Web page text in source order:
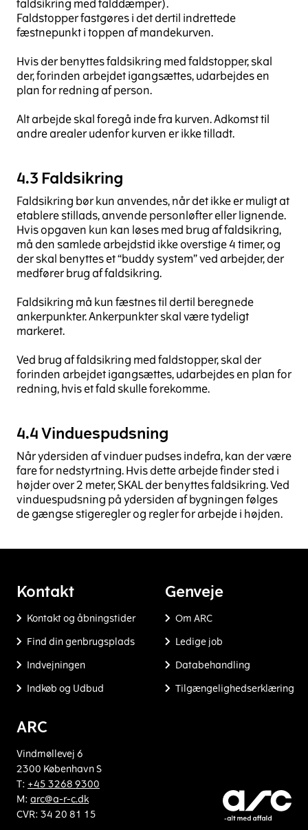
faldsikring med falddæmper).
Faldstopper fastgøres i det dertil indrettede
fæstnepunkt i toppen af mandekurven.
Hvis der benyttes faldsikring med faldstopper, skal
der, forinden arbejdet igangsættes, udarbejdes en
plan for redning af person.
Alt arbejde skal foregå inde fra kurven. Adkomst til
andre arealer udenfor kurven er ikke tilladt.
4.3 Faldsikring
Faldsikring bør kun anvendes, når det ikke er muligt at
etablere stillads, anvende personløfter eller lignende.
Hvis opgaven kun kan løses med brug af faldsikring,
må den samlede arbejdstid ikke overstige 4 timer, og
der skal benyttes et “buddy system” ved arbejder, der
medfører brug af faldsikring.
Faldsikring må kun fæstnes til dertil beregnede
ankerpunkter. Ankerpunkter skal være tydeligt
markeret.
Ved brug af faldsikring med faldstopper, skal der
forinden arbejdet igangsættes, udarbejdes en plan for
redning, hvis et fald skulle forekomme.
4.4 Vinduespudsning
Når ydersiden af vinduer pudses indefra, kan der være
fare for nedstyrtning. Hvis dette arbejde finder sted i
højder over 2 meter, SKAL der benyttes faldsikring. Ved
vinduespudsning på ydersiden af bygningen følges
de gængse stigeregler og regler for arbejde i højden.
Kontakt
Kontakt og åbningstider
Find din genbrugsplads
Indvejningen
Indkøb og Udbud
Genveje
Om ARC
Ledige job
Databehandling
Tilgængelighedserklæring
ARC
Vindmøllevej 6
2300 København S
T: +45 3268 9300
M: arc@a-r-c.dk
CVR: 34 20 81 15